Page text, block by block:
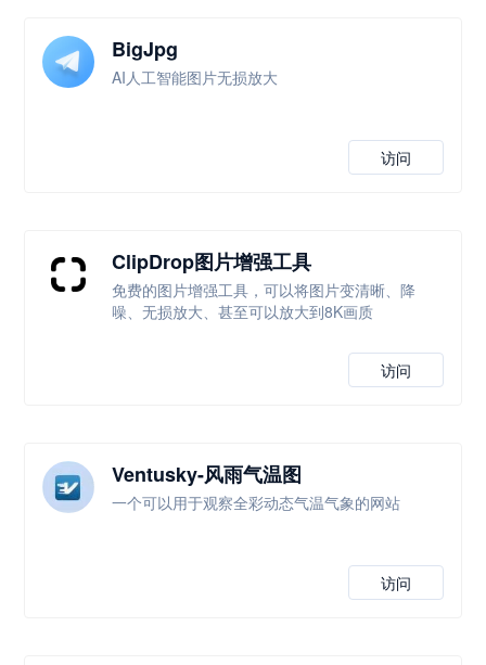
BigJpg
AI人工智能图片无损放大
访问
ClipDrop图片增强工具
免费的图片增强工具，可以将图片变清晰、降
噪、无损放大、甚至可以放大到8K画质
访问
Ventusky-风雨气温图
一个可以用于观察全彩动态气温气象的网站
访问